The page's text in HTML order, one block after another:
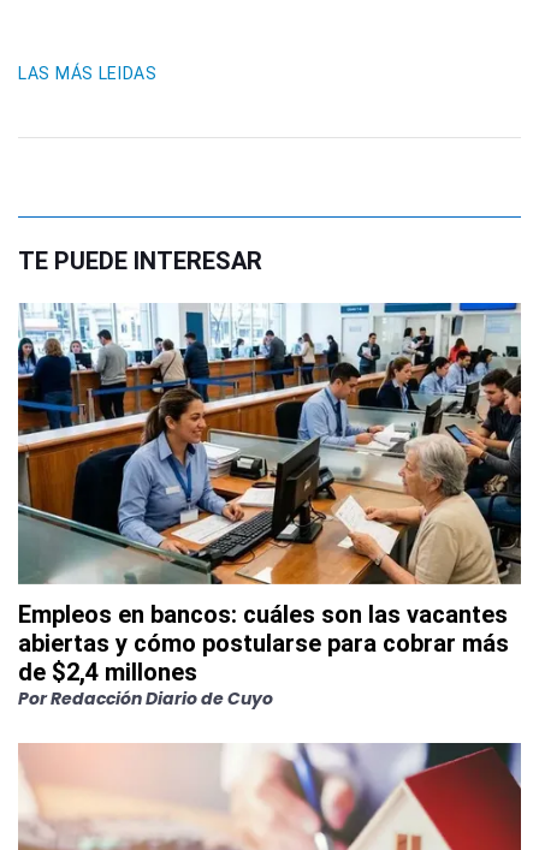
LAS MÁS LEIDAS
TE PUEDE INTERESAR
Empleos en bancos: cuáles son las vacantes
abiertas y cómo postularse para cobrar más
de $2,4 millones
PorRedacción Diario de Cuyo